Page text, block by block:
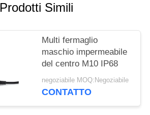
Prodotti Simili
Multi fermaglio
maschio impermeabile
del centro M10 IP68
negoziabile MOQ:Negoziabile
CONTATTO